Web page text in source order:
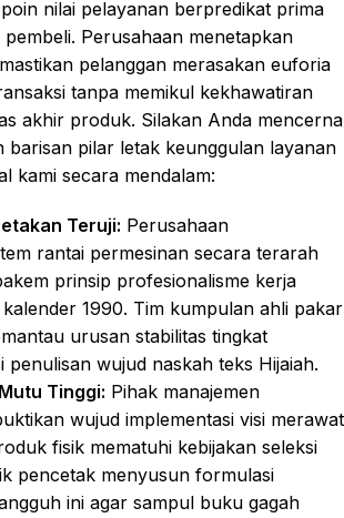
nilai pelayanan berpredikat prima
Perusahaan menetapkan
pelanggan merasakan euforia
tanpa memikul kekhawatiran
akhir produk. Silakan Anda mencerna
barisan pilar letak keunggulan layanan
kami secara mendalam:
Teruji: Perusahaan
rantai permesinan secara terarah
prinsip profesionalisme kerja
1990. Tim kumpulan ahli pakar
urusan stabilitas tingkat
penulisan wujud naskah teks Hijaiah.
Tinggi: Pihak manajemen
wujud implementasi visi merawat
fisik mematuhi kebijakan seleksi
pencetak menyusun formulasi
ini agar sampul buku gagah